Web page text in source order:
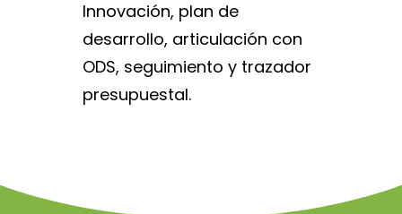
Innovación, plan de
desarrollo, articulación con
ODS, seguimiento y trazador
presupuestal.